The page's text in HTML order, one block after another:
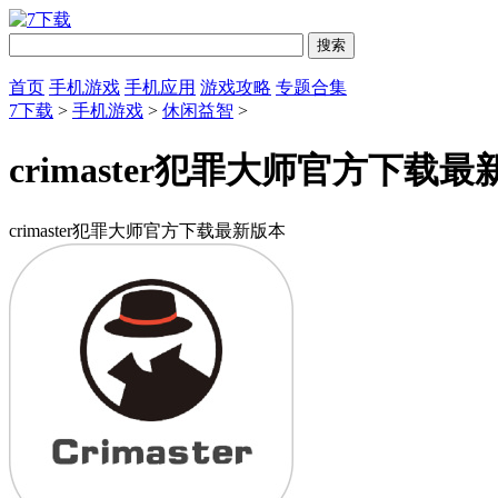
首页 手机游戏 手机应用 游戏攻略 专题合集
7下载 > 手机游戏 > 休闲益智 >
crimaster犯罪大师官方下载最
crimaster犯罪大师官方下载最新版本